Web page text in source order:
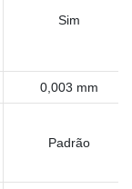
Sim
0,003 mm
Padrão